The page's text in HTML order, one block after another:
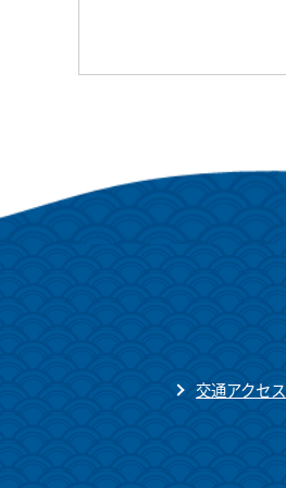
交通アクセス